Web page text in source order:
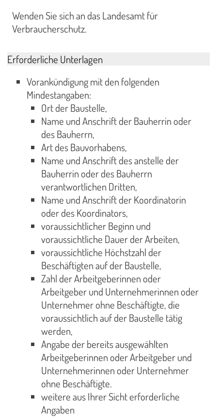
Wenden Sie sich an das Landesamt für
Verbraucherschutz.
Erforderliche Unterlagen
Vorankündigung mit den folgenden
Mindestangaben:
Ort der Baustelle,
Name und Anschrift der Bauherrin oder
des Bauherrn,
Art des Bauvorhabens,
Name und Anschrift des anstelle der
Bauherrin oder des Bauherrn
verantwortlichen Dritten,
Name und Anschrift der Koordinatorin
oder des Koordinators,
voraussichtlicher Beginn und
voraussichtliche Dauer der Arbeiten,
voraussichtliche Höchstzahl der
Beschäftigten auf der Baustelle,
Zahl der Arbeitgeberinnen oder
Arbeitgeber und Unternehmerinnen oder
Unternehmer ohne Beschäftigte, die
voraussichtlich auf der Baustelle tätig
werden,
Angabe der bereits ausgewählten
Arbeitgeberinnen oder Arbeitgeber und
Unternehmerinnen oder Unternehmer
ohne Beschäftigte.
weitere aus Ihrer Sicht erforderliche
Angaben